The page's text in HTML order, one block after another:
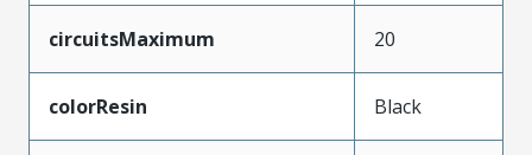
circuitsMaximum 20
colorResin Black